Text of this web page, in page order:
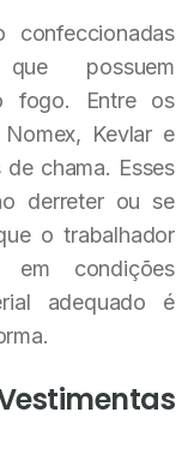
confeccionadas
possuem
fogo. Entre os
Kevlar e
chama. Esses
derreter ou se
o trabalhador
em condições
adequado é